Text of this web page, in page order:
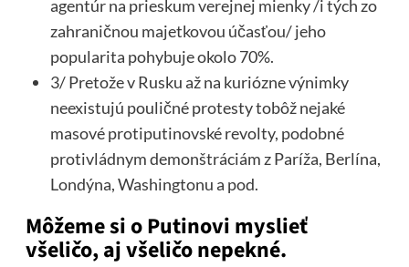
agentúr na prieskum verejnej mienky /i tých zo
zahraničnou majetkovou účasťou/ jeho
popularita pohybuje okolo 70%.
3/ Pretože v Rusku až na kuriózne výnimky
neexistujú pouličné protesty tobôž nejaké
masové protiputinovské revolty, podobné
protivládnym demonštráciám z Paríža, Berlína,
Londýna, Washingtonu a pod.
Môžeme si o Putinovi myslieť
všeličo, aj všeličo nepekné.